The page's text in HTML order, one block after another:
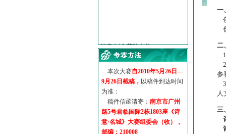
·诗意名城·地铁时间
·地铁完美呈现【诗意·名城...
参赛作品多达5000多首
“诗意·名城”晒诗会
特别通知--致广大诗词爱好...
本次大赛自2010年5月26日—
9月26日截稿， 以稿件到达时间
为准：
稿件信函请寄： 南京市广州
路5号君临国际2栋1803座《诗
意·名城》大赛组委会（收），
邮编：210008
一
二
1
2
参
3
人
三